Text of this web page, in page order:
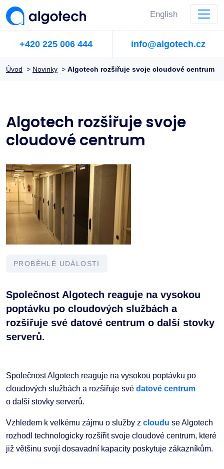
English
+420 225 006 444 info@algotech.cz
Úvod > Novinky > Algotech rozšiřuje svoje cloudové centrum
Algotech rozšiřuje svoje
cloudové centrum
PROBĚHLÉ UDÁLOSTI
Společnost Algotech reaguje na vysokou
poptávku po cloudových službách a
rozšiřuje své datové centrum o další stovky
serverů.
Společnost Algotech reaguje na vysokou poptávku po
cloudových službách a rozšiřuje své datové centrum
o další stovky serverů.
Vzhledem k velkému zájmu o služby z cloudu se Algotech
rozhodl technologicky rozšířit svoje cloudové centrum, které
již většinu svojí dosavadní kapacity poskytuje zákazníkům.